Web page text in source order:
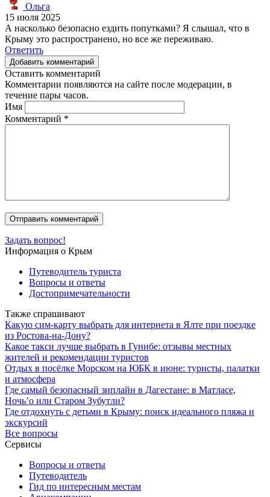
Ольга
15 июля 2025
А насколько безопасно ездить попутками? Я слышал, что в
Крыму это распространено, но все же переживаю.
Ответить
Добавить комментарий
Оставить комментарий
Комментарии появляются на сайте после модерации, в
течение пары часов.
Имя
Комментарий *
Задать вопрос!
Информация о Крым
Путеводитель туриста
Вопросы и ответы
Достопримечательности
Также спрашивают
Какую сим-карту выбрать для интернета в Ялте при поездке
из Ростова-на-Дону?
Какое такси лучше выбрать в Гунибе: отзывы местных
жителей и рекомендации туристов
Отдых в посёлке Морском на ЮБК в июне: туристы, палатки
и атмосфера
Где самый безопасный зиплайн в Дагестане: в Матласе,
Ночь’о или Старом Зубутли?
Где отдохнуть с детьми в Крыму: поиск идеального пляжа и
экскурсий
Все вопросы
Сервисы
Вопросы и ответы
Путеводитель
Гид по интересным местам